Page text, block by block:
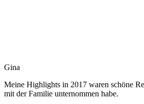
Gina
Meine Highlights in 2017 waren schöne
mit der Familie unternommen habe.